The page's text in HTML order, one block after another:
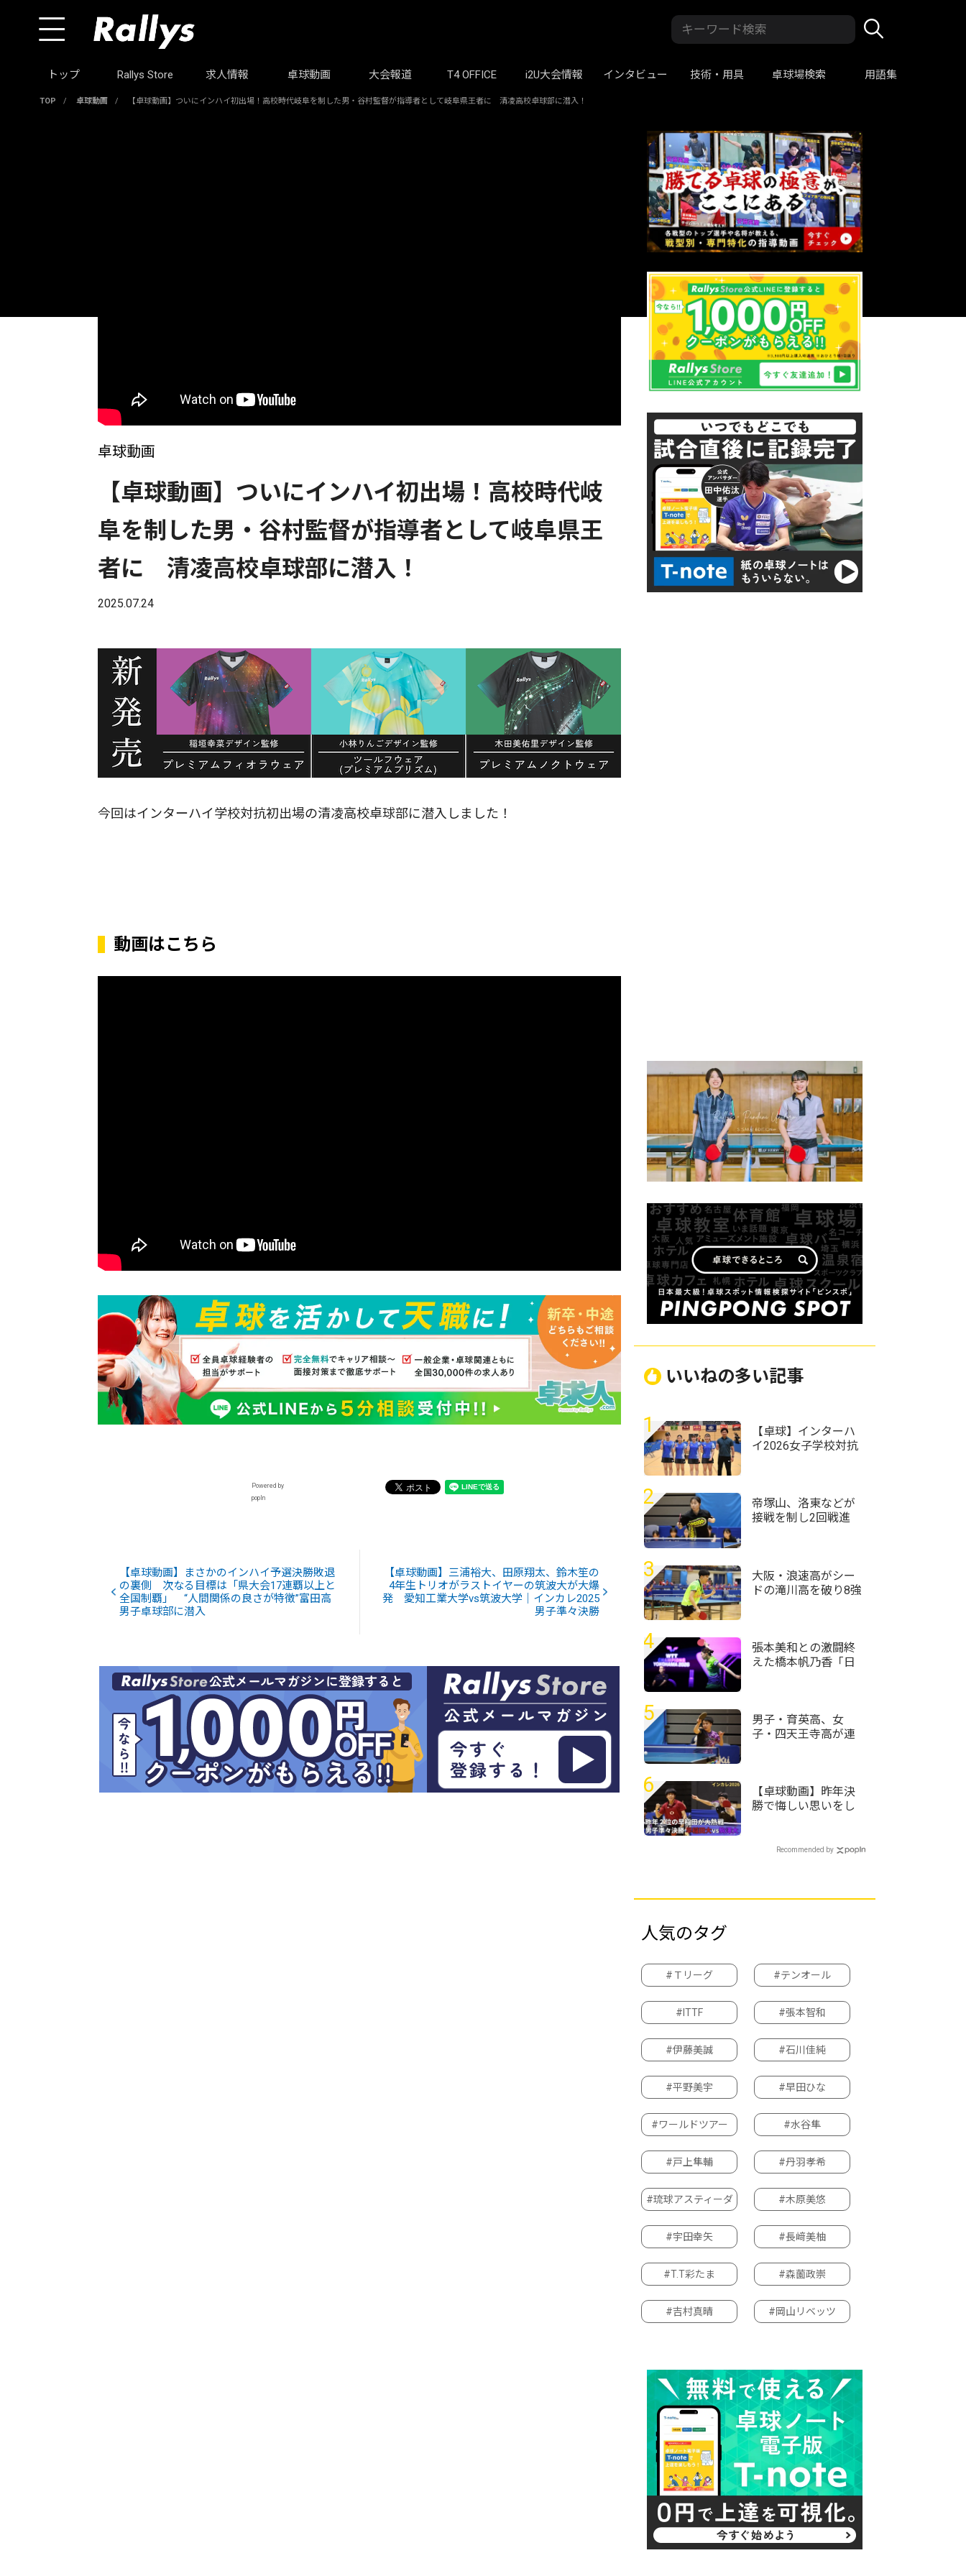
トップ Rallys Store 求人情報 卓球動画 大会報道 T4 OFFICE i2U大会情報 インタビュー 技術・用具 卓球場検索 用語集
TOP / 卓球動画 / 【卓球動画】ついにインハイ初出場！高校時代岐阜を制した男・谷村監督が指導者として岐阜県王者に 清凌高校卓球部に潜入！
卓球動画
【卓球動画】ついにインハイ初出場！高校時代岐
阜を制した男・谷村監督が指導者として岐阜県王
者に 清凌高校卓球部に潜入！
2025.07.24
今回はインターハイ学校対抗初出場の清凌高校卓球部に潜入しました！
動画はこちら
Powered by
popIn
【卓球動画】まさかのインハイ予選決勝敗退
の裏側 次なる目標は「県大会17連覇以上と
全国制覇」 “人間関係の良さが特徴”富田高
男子卓球部に潜入
【卓球動画】三浦裕大、田原翔太、鈴木笙の
4年生トリオがラストイヤーの筑波大が大爆
発 愛知工業大学vs筑波大学｜インカレ2025
男子準々決勝
いいねの多い記事
1
【卓球】インターハ
イ2026女子学校対抗
2
帝塚山、洛東などが
接戦を制し2回戦進
球・近畿高校選手権
2026/女子学校対抗＞
3
大阪・浪速高がシー
ドの滝川高を破り8強
2026/男子学校対抗＞
4
張本美和との激闘終
えた橋本帆乃香「日
ャンピオンズ横浜
2026＞
5
男子・育英高、女
子・四天王寺高が連
6
【卓球動画】昨年決
勝で悔しい思いをし
卓球2026男子準々決
Recommended by
人気のタグ
#Ｔリーグ #テンオール
#ITTF #張本智和
#伊藤美誠 #石川佳純
#平野美宇 #早田ひな
#ワールドツアー #水谷隼
#戸上隼輔 #丹羽孝希
#琉球アスティーダ #木原美悠
#宇田幸矢 #長﨑美柚
#T.T彩たま #森薗政崇
#吉村真晴 #岡山リベッツ